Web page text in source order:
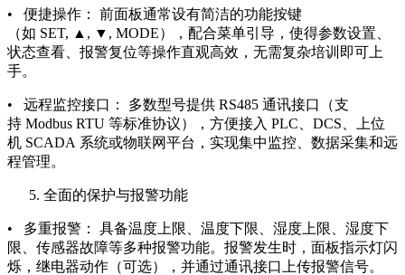
• 便捷操作： 前面板通常设有简洁的功能按键
（如 SET, ▲, ▼, MODE），配合菜单引导，使得参数设置、
状态查看、报警复位等操作直观高效，无需复杂培训即可上
手。
• 远程监控接口： 多数型号提供 RS485 通讯接口（支
持 Modbus RTU 等标准协议），方便接入 PLC、DCS、上位
机 SCADA 系统或物联网平台，实现集中监控、数据采集和远
程管理。
全面的保护与报警功能
• 多重报警： 具备温度上限、温度下限、湿度上限、湿度下
限、传感器故障等多种报警功能。报警发生时，面板指示灯闪
烁，继电器动作（可选），并通过通讯接口上传报警信号。